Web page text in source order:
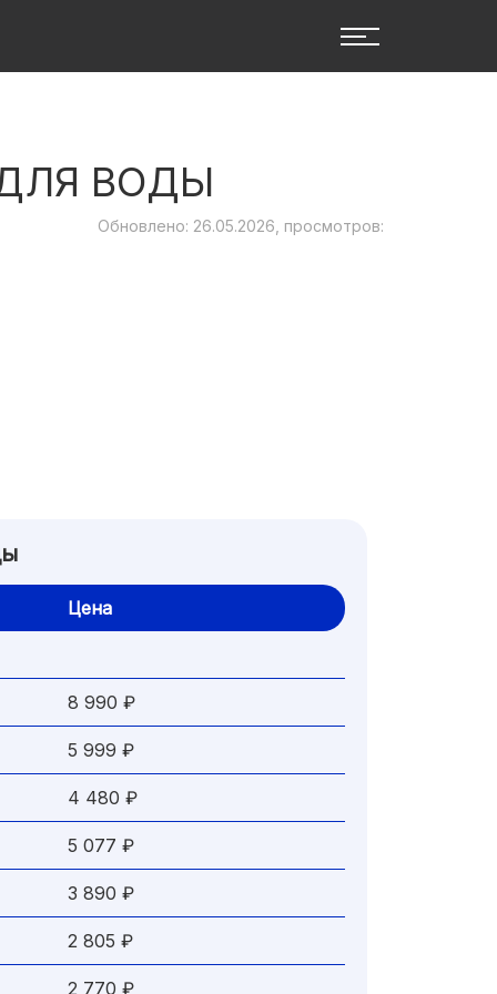
ВОДЫ
Обновлено: 26.05.2026, просмотров:
Цена
8 990 ₽
5 999 ₽
4 480 ₽
5 077 ₽
3 890 ₽
2 805 ₽
2 770 ₽